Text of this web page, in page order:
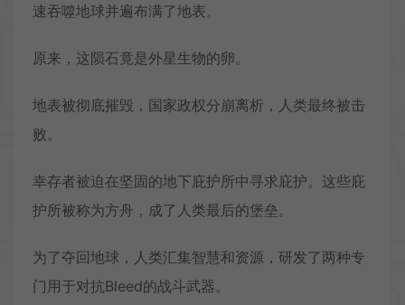
速吞噬地球并遍布满了地表。
原来，这陨石竟是外星生物的卵。
地表被彻底摧毁，国家政权分崩离析，人类最终被击
败。
幸存者被迫在坚固的地下庇护所中寻求庇护。这些庇
护所被称为方舟，成了人类最后的堡垒。
为了夺回地球，人类汇集智慧和资源，研发了两种专
门用于对抗Bleed的战斗武器。